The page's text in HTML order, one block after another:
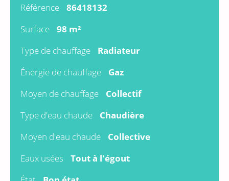
Référence
86418132
Surface
98 m²
Type de chauffage
Radiateur
Énergie de chauffage
Gaz
Moyen de chauffage
Collectif
Type d'eau chaude
Chaudière
Moyen d'eau chaude
Collective
Eaux usées
Tout à l'égout